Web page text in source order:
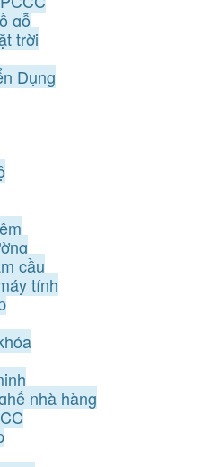
gỗ
trời
Dụng
cầu
tính
nhà hàng